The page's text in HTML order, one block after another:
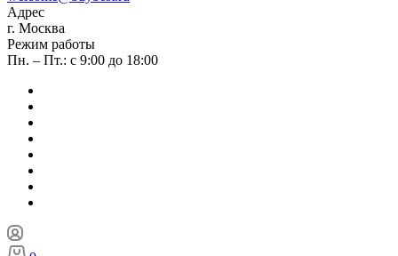
Адрес
г. Москва
Режим работы
Пн. – Пт.: с 9:00 до 18:00